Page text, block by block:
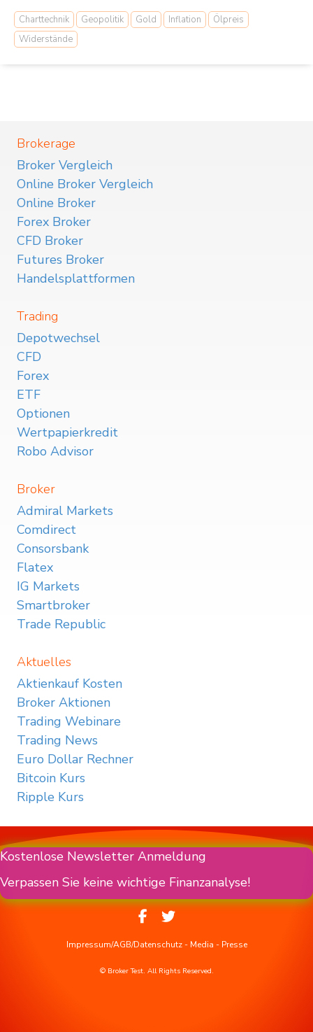
Charttechnik Geopolitik Gold Inflation
Ölpreis
Widerstände
Brokerage
Broker Vergleich
Online Broker Vergleich
Online Broker
Forex Broker
CFD Broker
Futures Broker
Handelsplattformen
Trading
Depotwechsel
CFD
Forex
ETF
Optionen
Wertpapierkredit
Robo Advisor
Broker
Admiral Markets
Comdirect
Consorsbank
Flatex
IG Markets
Smartbroker
Trade Republic
Aktuelles
Aktienkauf Kosten
Broker Aktionen
Trading Webinare
Trading News
Euro Dollar Rechner
Bitcoin Kurs
Ripple Kurs
Kostenlose Newsletter Anmeldung
Verpassen Sie keine wichtige Finanzanalyse!
Impressum/AGB/Datenschutz- Media - Presse
© Broker Test. All Rights Reserved.